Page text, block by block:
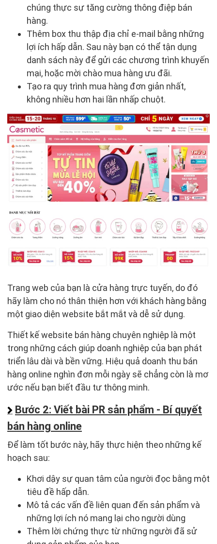
chúng thực sự tăng cường thông điệp bán
hàng.
Thêm box thu thập địa chỉ e-mail bằng những
lợi ích hấp dẫn. Sau này bạn có thể tận dụng
danh sách này để gửi các chương trình khuyến
mại, hoặc mời chào mua hàng ưu đãi.
Tạo ra quy trình mua hàng đơn giản nhất,
không nhiều hơn hai lần nhấp chuột.
Trang web của bạn là cửa hàng trực tuyến, do đó
hãy làm cho nó thân thiện hơn với khách hàng bằng
một giao diện website bắt mắt và dễ sử dụng.
Thiết kế website bán hàng chuyên nghiệp là một
trong những cách giúp doanh nghiệp của bạn phát
triển lâu dài và bền vững. Hiệu quả doanh thu bán
hàng online nghìn đơn mỗi ngày sẽ chẳng còn là mơ
ước nếu bạn biết đầu tư thông minh.
Bước 2: Viết bài PR sản phẩm - Bí quyết
bán hàng online
Để làm tốt bước này, hãy thực hiện theo những kế
hoạch sau:
Khơi dậy sự quan tâm của người đọc bằng một
tiêu đề hấp dẫn.
Mô tả các vấn đề liên quan đến sản phẩm và
những lợi ích nó mang lại cho người dùng
Thêm lời chứng thực từ những người đã sử